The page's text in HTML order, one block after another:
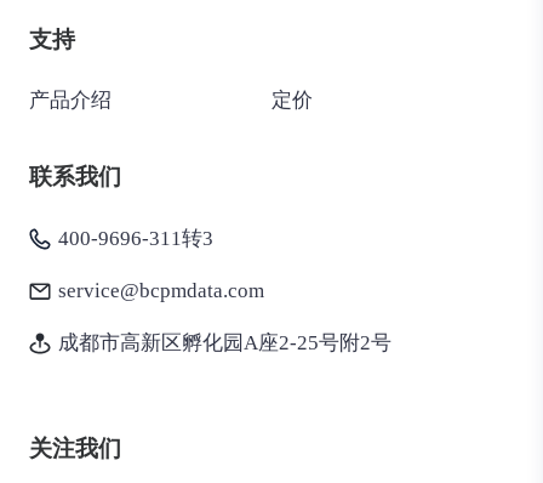
支持
产品介绍 定价
联系我们
400-9696-311转3
service@bcpmdata.com
成都市高新区孵化园A座2-25号附2号
关注我们